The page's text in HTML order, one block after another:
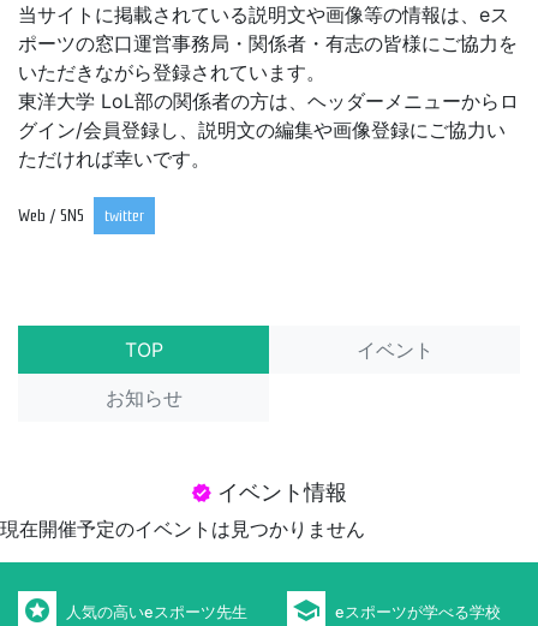
当サイトに掲載されている説明文や画像等の情報は、eス
ポーツの窓口運営事務局・関係者・有志の皆様にご協力を
いただきながら登録されています。
東洋大学 LoL部の関係者の方は、ヘッダーメニューからロ
グイン/会員登録し、説明文の編集や画像登録にご協力い
ただければ幸いです。
Web / SNS twitter
TOP
イベント
お知らせ
verified イベント情報
現在開催予定のイベントは見つかりません
stars 人気の高いeスポーツ先生 school eスポーツが学べる学校